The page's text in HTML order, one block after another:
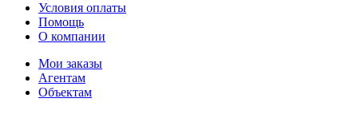
Условия оплаты
Помощь
О компании
Мои заказы
Агентам
Объектам